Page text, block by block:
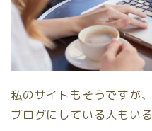
私のサイトもそうですが
ブログにしている人もい